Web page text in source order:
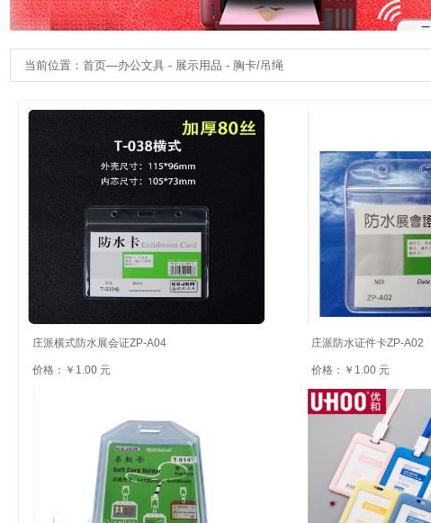
当前位置：首页—办公文具 - 展示用品 - 胸卡/吊绳
庄派横式防水展会证ZP-A04
价格：￥1.00 元
庄派防水证件卡ZP-A02
价格：￥1.00 元